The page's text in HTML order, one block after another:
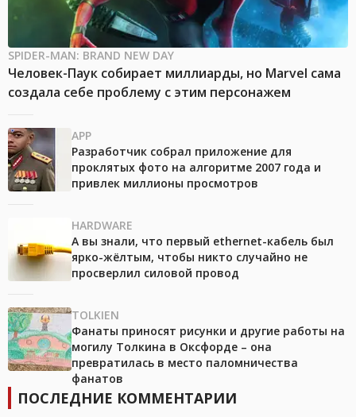
SPIDER-MAN: BRAND NEW DAY
Человек-Паук собирает миллиарды, но Marvel сама
создала себе проблему с этим персонажем
APP
Разработчик собрал приложение для
проклятых фото на алгоритме 2007 года и
привлек миллионы просмотров
HARDWARE
А вы знали, что первый ethernet-кабель был
ярко-жёлтым, чтобы никто случайно не
просверлил силовой провод
TOLKIEN
Фанаты приносят рисунки и другие работы на
могилу Толкина в Оксфорде – она
превратилась в место паломничества
фанатов
ПОСЛЕДНИЕ КОММЕНТАРИИ